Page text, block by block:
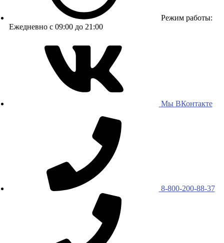
Режим работы:
Ежедневно с 09:00 до 21:00
Мы ВКонтакте
8-800-200-88-37